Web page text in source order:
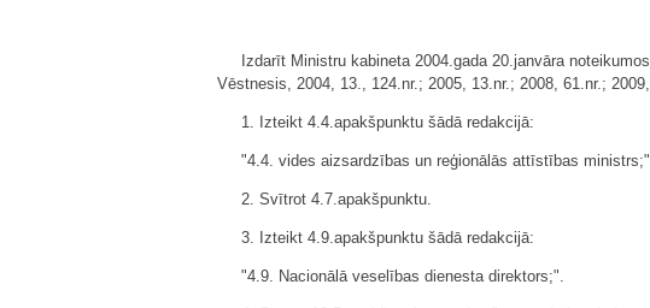
Izdarīt Ministru kabineta 2004.gada 20.janvāra
Vēstnesis, 2004, 13., 124.nr.; 2005, 13.nr.; 2008, 61.nr.;
1. Izteikt 4.4.apakšpunktu šādā redakcijā:
"4.4. vides aizsardzības un reģionālās attīstības
2. Svītrot 4.7.apakšpunktu.
3. Izteikt 4.9.apakšpunktu šādā redakcijā:
"4.9. Nacionālā veselības dienesta direktors;".